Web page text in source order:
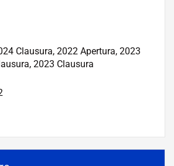
Clausura, 2022 Apertura, 2023
2023 Clausura